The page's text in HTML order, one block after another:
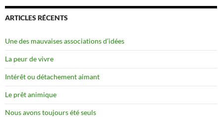
ARTICLES RÉCENTS
Une des mauvaises associations d’idées
La peur de vivre
Intérêt ou détachement aimant
Le prêt animique
Nous avons toujours été seuls